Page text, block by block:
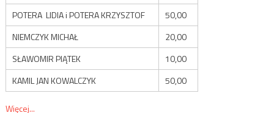
POTERA LIDIA i POTERA KRZYSZTOF
50,00
NIEMCZYK MICHAŁ
20,00
SŁAWOMIR PIĄTEK
10,00
KAMIL JAN KOWALCZYK
50,00
Więcej...